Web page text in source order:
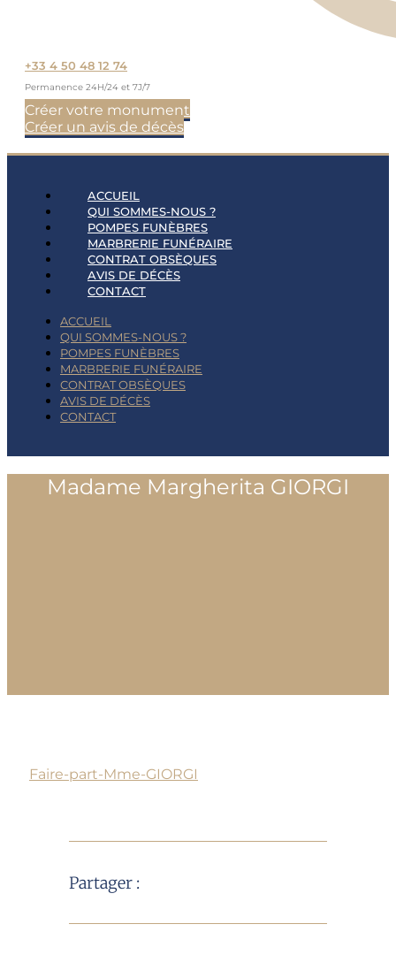
+33 4 50 48 12 74
Permanence 24H/24 et 7J/7
Créer votre monument
Créer un avis de décès
ACCUEIL
QUI SOMMES-NOUS ?
POMPES FUNÈBRES
MARBRERIE FUNÉRAIRE
CONTRAT OBSÈQUES
AVIS DE DÉCÈS
CONTACT
ACCUEIL
QUI SOMMES-NOUS ?
POMPES FUNÈBRES
MARBRERIE FUNÉRAIRE
CONTRAT OBSÈQUES
AVIS DE DÉCÈS
CONTACT
Madame Margherita GIORGI
Faire-part-Mme-GIORGI
Partager :